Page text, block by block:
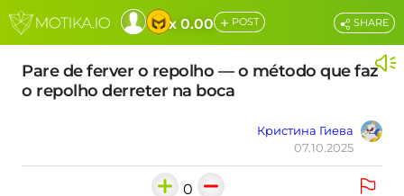
x 0.00 + POST
Pare de ferver o repolho — o método que faz
o repolho derreter na boca
Кристина Гиева
07.10.2025
SHARE
0